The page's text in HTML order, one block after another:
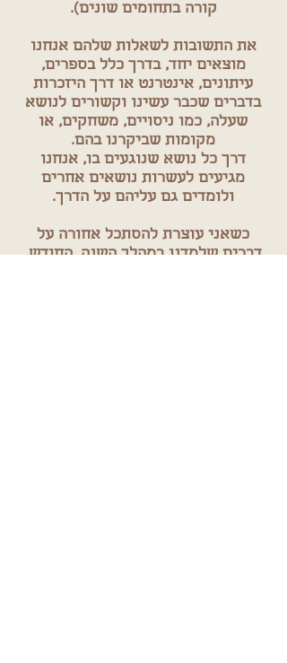
קורה בתחומים שונים).
את התשובות לשאלות שלהם אנחנו
מוצאים יחד, בדרך כלל בספרים,
עיתונים, אינטרנט או דרך היזכרות
בדברים שכבר עשינו וקשורים לנושא
שעלה, כמו ניסויים, משחקים, או
מקומות שביקרנו בהם.
דרך כל נושא שנוגעים בו, אנחנו
מגיעים לעשרות נושאים אחרים
ולומדים גם עליהם על הדרך.
כשאני עוצרת להסתכל אחורה על
דברים שלמדנו במהלך השנה, החודש,